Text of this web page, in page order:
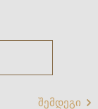
შემდეგი